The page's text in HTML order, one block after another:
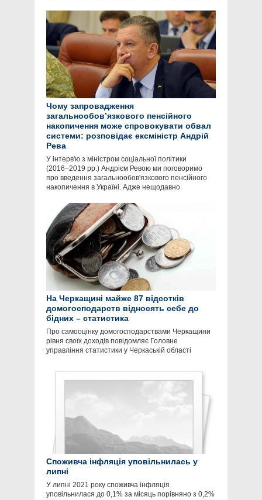
Чому запровадження
загальнообов’язкового пенсійного
накопичення може спровокувати обвал
системи: розповідає ексміністр Андрій
Рева
У інтерв'ю з міністром соціальної політики
(2016−2019 рр.) Андрієм Ревою ми поговоримо
про введення загальнообов'язкового пенсійного
накопичення в Україні. Адже нещодавно
На Черкащині майже 87 відсотків
домогосподарств відносять себе до
бідних – статистика
Про самооцінку домогосподарствами Черкащини
рівня своїх доходів повідомляє Головне
управління статистики у Черкаській області
Споживча інфляція уповільнилась у
липні
У липні 2021 року споживча інфляція
уповільнилася до 0,1% за місяць порівняно з 0,2%